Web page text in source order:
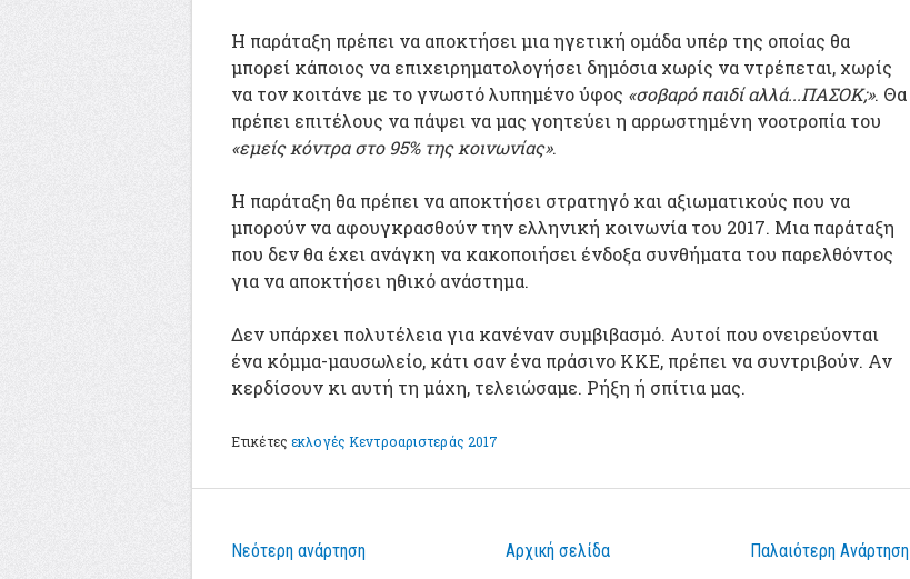
Η παράταξη πρέπει να αποκτήσει μια ηγετική ομάδα υπέρ της οποίας θα
μπορεί κάποιος να επιχειρηματολογήσει δημόσια χωρίς να ντρέπεται, χωρίς
να τον κοιτάνε με το γνωστό λυπημένο ύφος «σοβαρό παιδί αλλά...ΠΑΣΟΚ;». Θα
πρέπει επιτέλους να πάψει να μας γοητεύει η αρρωστημένη νοοτροπία του
«εμείς κόντρα στο 95% της κοινωνίας».
Η παράταξη θα πρέπει να αποκτήσει στρατηγό και αξιωματικούς που να
μπορούν να αφουγκρασθούν την ελληνική κοινωνία του 2017. Μια παράταξη
που δεν θα έχει ανάγκη να κακοποιήσει ένδοξα συνθήματα του παρελθόντος
για να αποκτήσει ηθικό ανάστημα.
Δεν υπάρχει πολυτέλεια για κανέναν συμβιβασμό. Αυτοί που ονειρεύονται
ένα κόμμα-μαυσωλείο, κάτι σαν ένα πράσινο ΚΚΕ, πρέπει να συντριβούν. Αν
κερδίσουν κι αυτή τη μάχη, τελειώσαμε. Ρήξη ή σπίτια μας.
Ετικέτες εκλογές Κεντροαριστεράς 2017
Νεότερη ανάρτηση Παλαιότερη Ανάρτηση
Αρχική σελίδα